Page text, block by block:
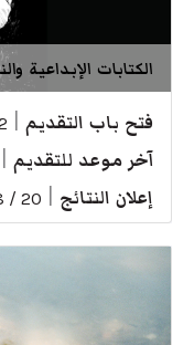
الكتابات الإبداعية
فتح باب التقديم
آخر موعد للتقديم
إعلان النتائج 20 / 8 / 2026